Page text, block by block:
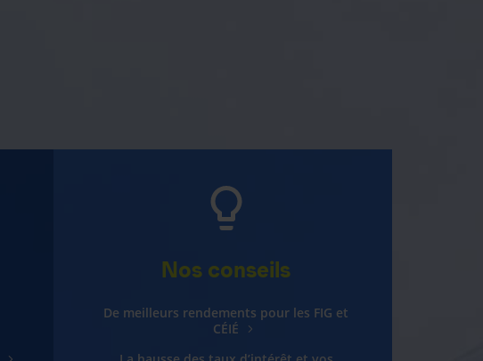
Nos conseils
De meilleurs rendements pour les FIG et
CÉIÉ